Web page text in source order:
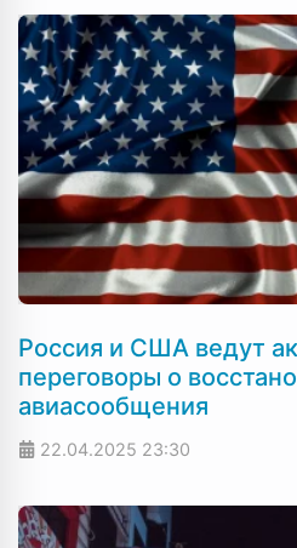
Россия и США ведут
переговоры о
авиасообщения
22.04.2025 23:30